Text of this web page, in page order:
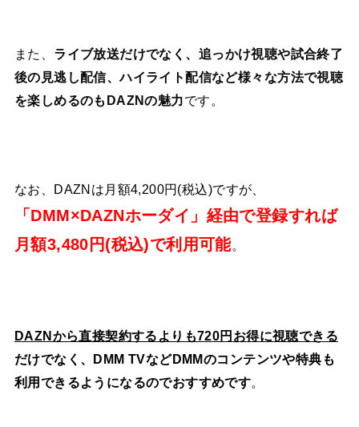
また、 ライブ放送だけでなく、追っかけ視聴や試合終了
後の見逃し配信、ハイライト配信など様々な方法で視聴
を楽しめるのもDAZNの魅力です。
なお、DAZNは月額4,200円(税込)ですが、
「DMM×DAZNホーダイ」経由で登録すれば
月額3,480円(税込)で利用可能。
DAZNから直接契約するよりも720円お得に視聴できる
だけでなく、DMM TVなどDMMのコンテンツや特典も
利用できるようになるのでおすすめです。